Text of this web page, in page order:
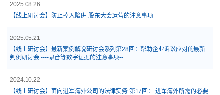
2025.08.26
【线上研讨会】防止掉入陷阱-股东大会运营的注意事项
2025.05.21
【线上研讨会】最新案例解说研讨会系列第28回：帮助企业诉讼应对的最新
判例研讨会 ----录音等数字证据的注意事项--
2024.10.22
【线上研讨会】面向进军海外公司的法律实务 第17回： 进军海外所需的必要